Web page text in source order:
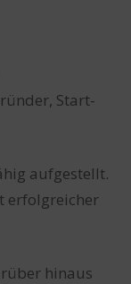
Start-
aufgestellt.
erfolgreicher
hinaus